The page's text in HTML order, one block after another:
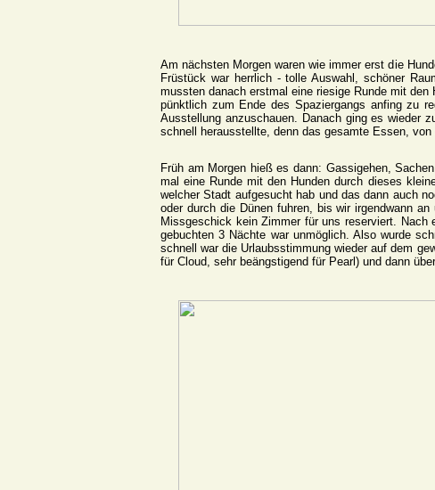
Am nächsten Morgen waren wie immer erst die
Früstück war herrlich - tolle Auswahl, schöner
mussten danach erstmal eine riesige Runde mit
pünktlich zum Ende des Spaziergangs anfing zu
Ausstellung anzuschauen. Danach ging es wieder
schnell herausstellte, denn das gesamte Essen,
Früh am Morgen hieß es dann: Gassigehen,
mal eine Runde mit den Hunden durch dieses
welcher Stadt aufgesucht hab und das dann auch
oder durch die Dünen fuhren, bis wir irgendwann
Missgeschick kein Zimmer für uns reserviert. Nach
gebuchten 3 Nächte war unmöglich. Also wurde
schnell war die Urlaubsstimmung wieder auf dem
für Cloud, sehr beängstigend für Pearl) und dann